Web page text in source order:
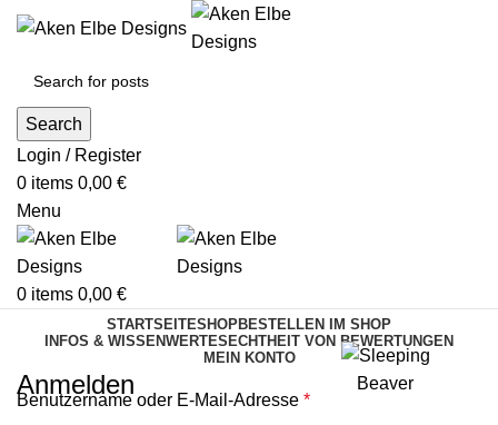
Search
Login / Register
0 items 0,00 €
Menu
0 items 0,00 €
STARTSEITESHOPBESTELLEN IM SHOP
INFOS & WISSENWERTES ECHTHEIT VON BEWERTUNGEN
MEIN KONTO
Anmelden
Benutzername oder E-Mail-Adresse *